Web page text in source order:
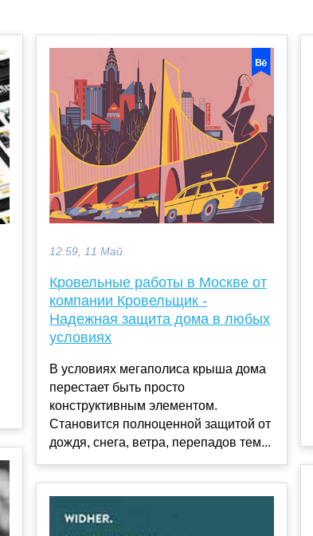
12:59, 11 Май
Кровельные работы в Москве от
компании Кровельщик -
Надежная защита дома в любых
условиях
В условиях мегаполиса крыша дома
перестает быть просто
конструктивным элементом.
Становится полноценной защитой от
дождя, снега, ветра, перепадов тем...